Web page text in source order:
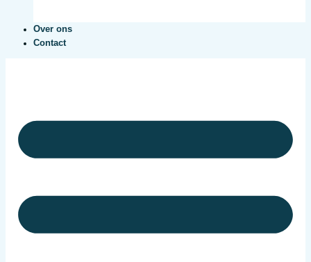
Over ons
Contact